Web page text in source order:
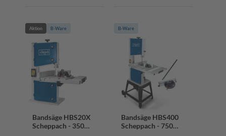
Aktion B-Ware
Bandsäge HBS20X
Scheppach - 350W |
B-Ware
Bandsäge HBS400
Scheppach - 750W |